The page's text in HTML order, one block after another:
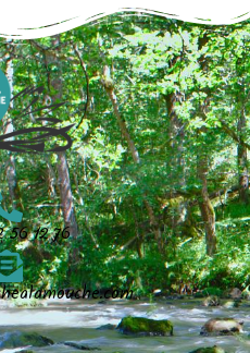
56 12 76